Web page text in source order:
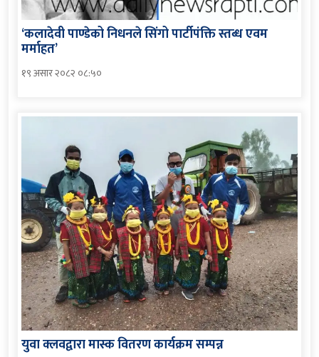
‘कलादेवी पाण्डेको निधनले सिंगो पार्टीपंक्ति स्तब्ध एवम
मर्माहत’
१९ असार २०८२ ०८:५०
युवा क्लवद्वारा मास्क वितरण कार्यक्रम सम्पन्न